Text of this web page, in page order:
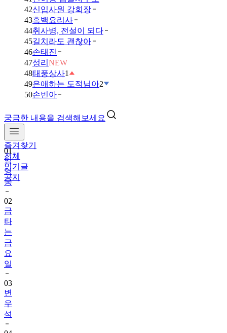
42신입사원 강회장
43흑백요리사
44취사병, 전설이 되다
45길치라도 괜찮아
46손태진
47성리 NEW
48태풍상사1
49은애하는 도적님아2
50손빈아
궁금한 내용을 검색해보세요
즐겨찾기
전체
인기글
공지
01
임
영
웅
02
금
타
는
금
요
일
03
변
우
석